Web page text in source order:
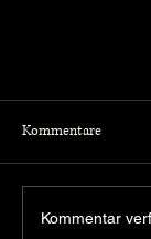
Kommentare
Kommentar